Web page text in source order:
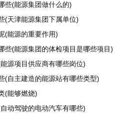
些(能源集团做什么的)
(天津能源集团下属单位)
(能源的重要作用)
些(能源集团的体检项目是哪些项目)
源项目供应商有哪些岗位)
(自主建造的能源站有哪些类型)
(能够燃烧)
动驾驶的电动汽车有哪些)